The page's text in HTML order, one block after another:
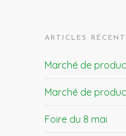
ARTICLES
Marché de
Marché de
Foire du 8 mai